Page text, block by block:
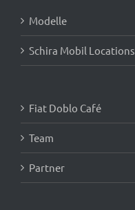
Modelle
Schira Mobil Locations
Fiat Doblo Café
Team
Partner